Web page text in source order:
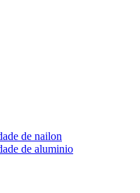
de nailon
de aluminio